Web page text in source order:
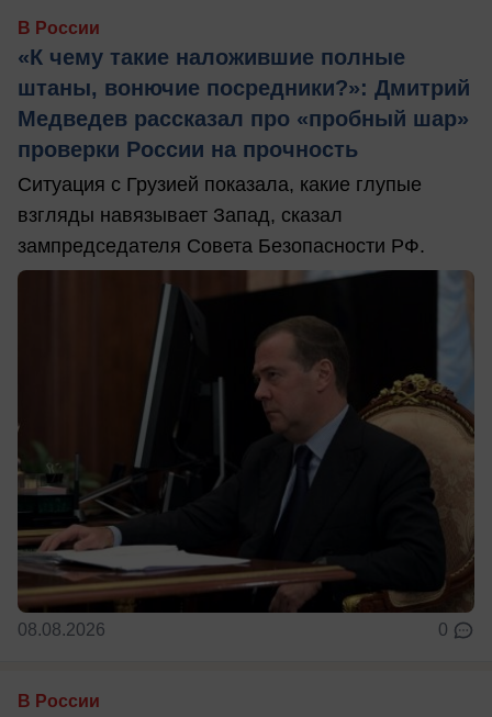
В России
«К чему такие наложившие полные
штаны, вонючие посредники?»: Дмитрий
Медведев рассказал про «пробный шар»
проверки России на прочность
Ситуация с Грузией показала, какие глупые
взгляды навязывает Запад, сказал
зампредседателя Совета Безопасности РФ.
08.08.2026 0
В России